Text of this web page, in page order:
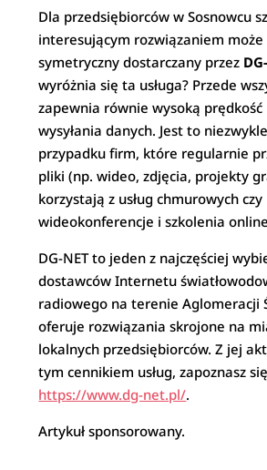
Dla przedsiębiorców w Sosnowcu
interesującym rozwiązaniem
symetryczny dostarczany przez
wyróżnia się ta usługa? Przede
zapewnia równie wysoką
wysyłania danych. Jest to
przypadku firm, które regularnie
pliki (np. wideo, zdjęcia, projekty
korzystają z usług chmurowych
wideokonferencje i szkolenia
DG-NET to jeden z najczęściej
dostawców Internetu
radiowego na terenie Aglomeracji
oferuje rozwiązania skrojone na
lokalnych przedsiębiorców. Z jej
tym cennikiem usług, zapoznasz
https://www.dg-net.pl/.
Artykuł sponsorowany.